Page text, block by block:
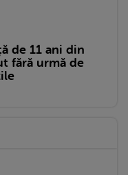
de 11 ani din
fără urmă de